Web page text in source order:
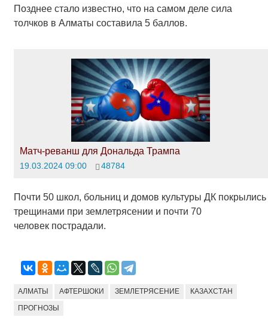
Позднее стало известно, что на самом деле сила
толчков в Алматы составила 5 баллов.
Матч-реванш для Дональда Трампа
19.03.2024 09:00 48784
Почти 50 школ, больниц и домов культуры ДК покрылись
трещинами при землетрясении и почти 70
человек пострадали.
АЛМАТЫ АФТЕРШОКИ ЗЕМЛЕТРЯСЕНИЕ КАЗАХСТАН
ПРОГНОЗЫ